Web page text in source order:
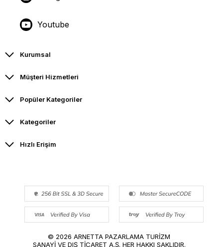
Youtube
Kurumsal
Müşteri Hizmetleri
Popüler Kategoriler
Kategoriler
Hızlı Erişim
© 2026 ARNETTA PAZARLAMA TURİZM
SANAYİ VE DIŞ TİCARET A.Ş. HER HAKKI SAKLIDIR.